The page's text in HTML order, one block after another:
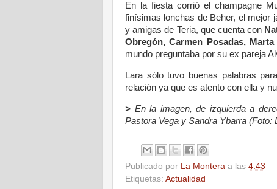
En la fiesta corrió el champagne
finísimas lonchas de Beher, el mejor
y amigas de Teria, que cuenta con
Obregón, Carmen Posadas,
mundo preguntaba por su ex pareja
Lara sólo tuvo buenas palabras
relación ya que es atento con ella y
> En la imagen, de izquierda a
Pastora Vega y Sandra Ybarra (Foto:
Publicado por La Montera a las 4:43
Etiquetas: Actualidad